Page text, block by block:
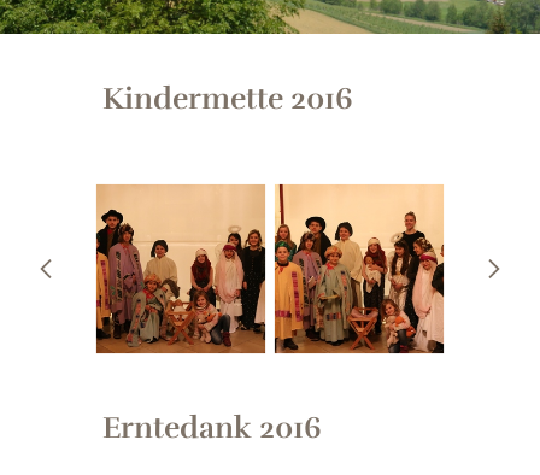
Kindermette 2016
Erntedank 2016